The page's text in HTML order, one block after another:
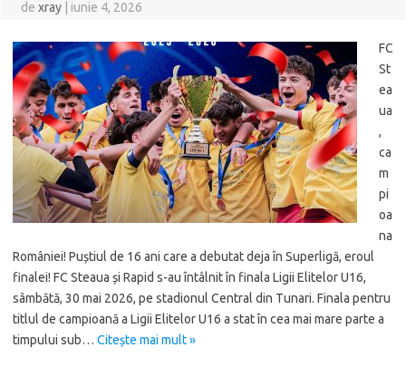
de xray iunie 4, 2026
FC
St
ea
ua
,
ca
m
pi
oa
na
României! Puștiul de 16 ani care a debutat deja în Superligă, eroul
finalei! FC Steaua și Rapid s-au întâlnit în finala Ligii Elitelor U16,
sâmbătă, 30 mai 2026, pe stadionul Central din Tunari. Finala pentru
titlul de campioană a Ligii Elitelor U16 a stat în cea mai mare parte a
timpului sub… Citește mai mult »